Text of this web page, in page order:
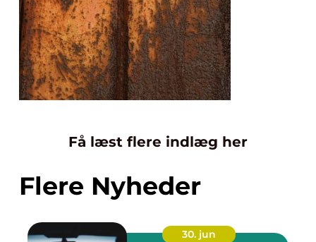
Få læst flere indlæg her
Flere Nyheder
30. jun